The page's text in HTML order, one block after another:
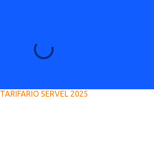
TARIFARIO SERVEL 2025